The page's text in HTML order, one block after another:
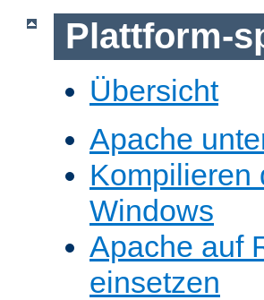
Plattform-
Übersicht
Apache
Kompilieren
Windows
Apache auf
einsetzen